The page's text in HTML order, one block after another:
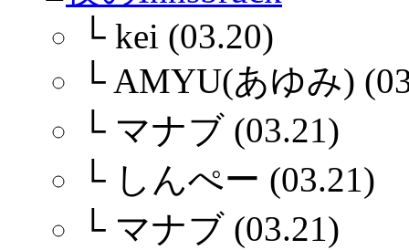
└ kei (03.20)
└ AMYU(あゆみ)
└ マナブ (03.21)
└ しんぺー (03.21)
└ マナブ (03.21)